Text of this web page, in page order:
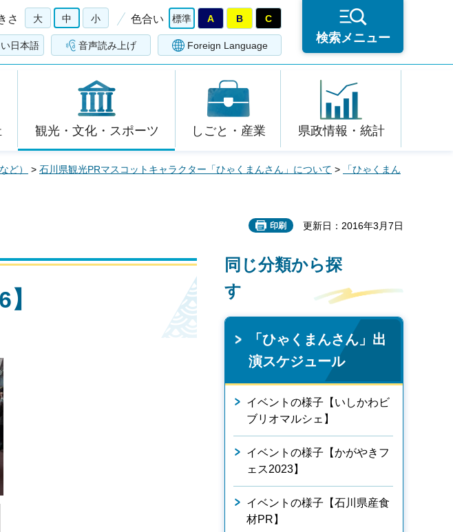
さ 大 中 小 色合い 標準 A B C
日本語 音声読み上げ Foreign Language
検索メニュー
観光・文化・スポーツ しごと・産業 県政情報・統計
ど） > 石川県観光PRマスコットキャラクター「ひゃくまんさん」について >
「ひゃくまん
印刷 更新日：2016年3月7日
同じ分類から探
す
「ひゃくまんさん」出
演スケジュール
イベントの様子【いしかわビ
ブリオマルシェ】
イベントの様子【かがやきフ
ェス2023】
イベントの様子【石川県産食
材PR】